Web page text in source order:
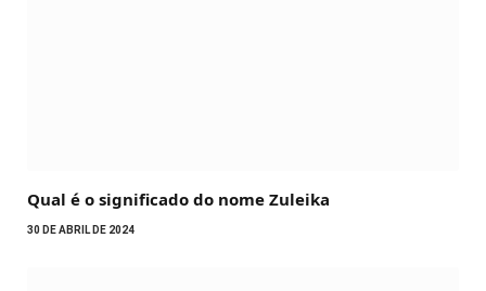
Qual é o significado do nome Zuleika
30 DE ABRIL DE 2024